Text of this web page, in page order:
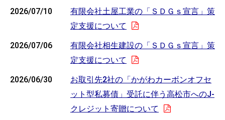
2026/07/10
有限会社土屋工業の「ＳＤＧｓ宣言」策
定支援について
2026/07/06
有限会社相生建設の「ＳＤＧｓ宣言」策
定支援について
2026/06/30
お取引先2社の「かがわカーボンオフセ
ット型私募債」受託に伴う高松市へのJ‐
クレジット寄贈について